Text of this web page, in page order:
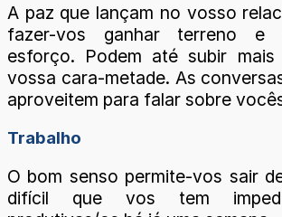
A paz que lançam no vosso
fazer-vos ganhar terreno e
esforço. Podem até subir
vossa cara-metade. As
aproveitem para falar sobre
Trabalho
O bom senso permite-vos sair
difícil que vos tem